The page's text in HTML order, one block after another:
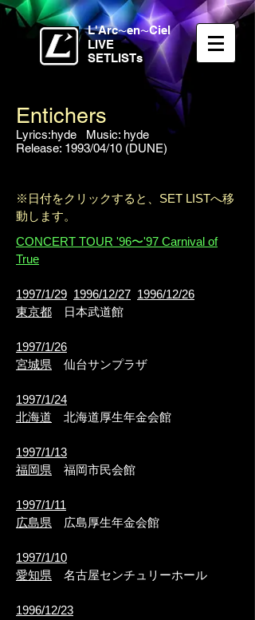
L'Arc〜en〜Ciel
LIVE
SETLISTs
Entichers
Lyrics:hyde Music: hyde
Release: 1993/04/10 (DUNE)
※日付をクリックすると、SET LISTへ移
動します。
CONCERT TOUR '96〜'97 Carnival of
True
1997/1/29 1996/12/27 1996/12/26
東京都 日本武道館
1997/1/26
宮城県 仙台サンプラザ
1997/1/24
北海道 北海道厚生年金会館
1997/1/13
福岡県 福岡市民会館
1997/1/11
広島県 広島厚生年金会館
1997/1/10
愛知県 名古屋センチュリーホール
1996/12/23